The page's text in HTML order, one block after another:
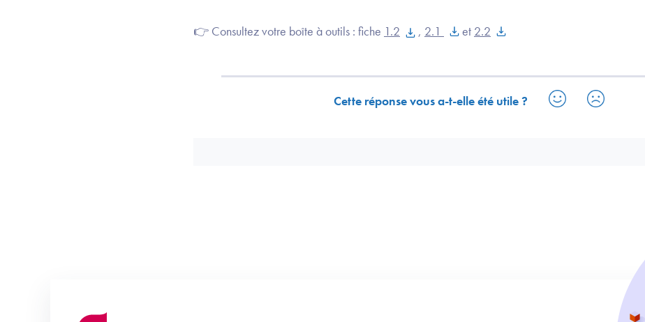
👉 Consultez votre boîte à outils : fiche 1.2 , 2.1 et 2.2
Cette réponse vous a-t-elle été utile ?